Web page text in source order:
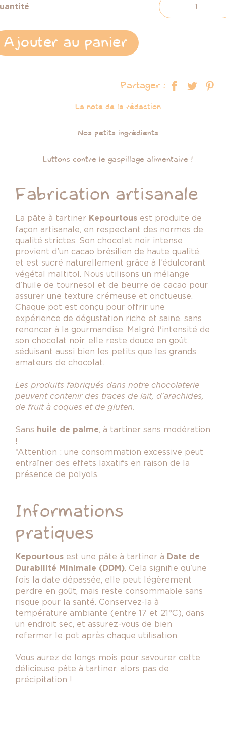
Ajouter au panier
La note de la rédaction
Nos petits ingrédients
Luttons contre le gaspillage alimentaire !
Fabrication artisanale
La pâte à tartiner Kepourtous est produite de
façon artisanale, en respectant des normes de
qualité strictes. Son chocolat noir intense
provient d’un cacao brésilien de haute qualité,
et est sucré naturellement grâce à l’édulcorant
végétal maltitol. Nous utilisons un mélange
d’huile de tournesol et de beurre de cacao pour
assurer une texture crémeuse et onctueuse.
Chaque pot est conçu pour offrir une
expérience de dégustation riche et saine, sans
renoncer à la gourmandise. Malgré l'intensité de
son chocolat noir, elle reste douce en goût,
séduisant aussi bien les petits que les grands
amateurs de chocolat.
Les produits fabriqués dans notre chocolaterie
peuvent contenir des traces de lait, d'arachides,
de fruit à coques et de gluten.
Sans huile de palme , à tartiner sans modération
!
*Attention : une consommation excessive peut
entraîner des effets laxatifs en raison de la
présence de polyols.
Informations
pratiques
Kepourtous est une pâte à tartiner à Date de
Durabilité Minimale (DDM) . Cela signifie qu’une
fois la date dépassée, elle peut légèrement
perdre en goût, mais reste consommable sans
risque pour la santé. Conservez-la à
température ambiante (entre 17 et 21°C), dans
un endroit sec, et assurez-vous de bien
refermer le pot après chaque utilisation.
Vous aurez de longs mois pour savourer cette
délicieuse pâte à tartiner, alors pas de
précipitation !
Partager :